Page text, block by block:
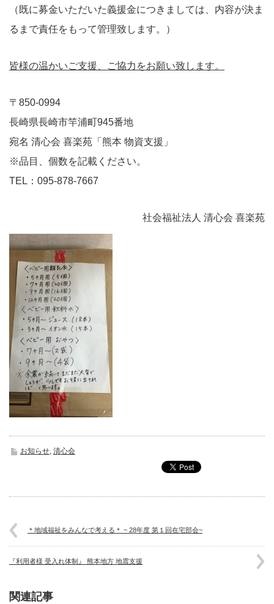
（既に募金いただいた義援金につきましては、内容が決ま
るまで責任をもって管理致します。）
皆様の温かいご支援、ご協力をお願い致します。
〒850-0994
長崎県長崎市竿浦町945番地
宛名 清心会 喜楽苑「熊本 物資支援」
※品目、個数を記載ください。
TEL：095-878-7667
社会福祉法人 清心会 喜楽苑
お知らせ, 清心会
＊地域福祉をみんなで考える＊ ~ 28年度 第１回在宅部会~
『利用者様 受入れ体制』 熊本地方 地震支援
関連記事